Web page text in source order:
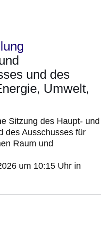
und des
Umwelt,
Sitzung des Haupt- und
des Ausschusses für
Raum und
um 10:15 Uhr in